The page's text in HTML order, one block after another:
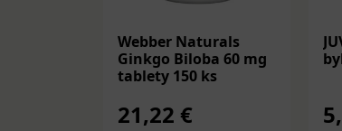
Webber Naturals
Ginkgo Biloba 60 mg
tablety 150 ks
21,22 €